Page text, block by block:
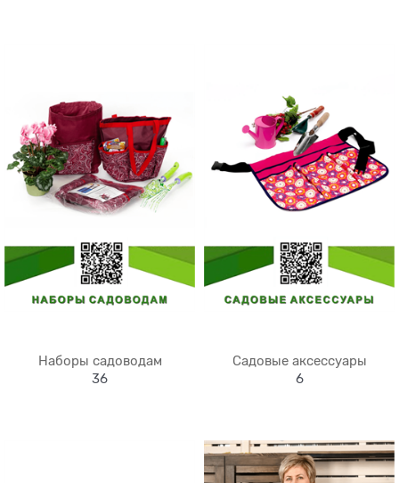
Наборы садоводам
36
Садовые аксессуары
6